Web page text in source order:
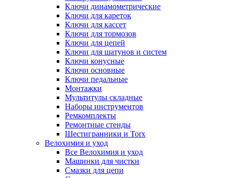
Ключи динамометрические
Ключи для кареток
Ключи для кассет
Ключи для тормозов
Ключи для цепей
Ключи для шатунов и систем
Ключи конусные
Ключи основные
Ключи педальные
Монтажки
Мультитулы складные
Наборы инструментов
Ремкомплекты
Ремонтные стенды
Шестигранники и Torx
Велохимия и уход
Все Велохимия и уход
Машинки для чистки
Смазки для цепи